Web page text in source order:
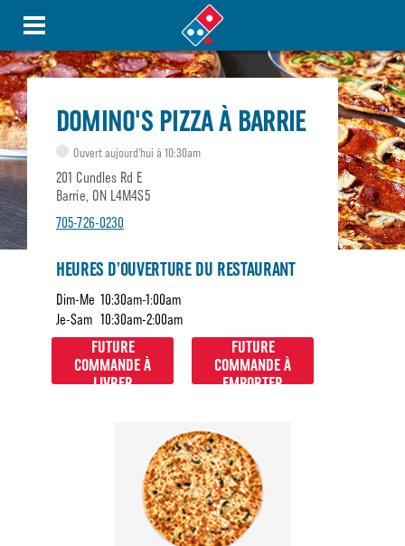
DOMINO'S PIZZA À BARRIE
Ouvert aujourd’hui à 10:30am
201 Cundles Rd E
Barrie, ON L4M4S5
705-726-0230
HEURES D’OUVERTURE DU RESTAURANT
Dim-Me 10:30am-1:00am
Je-Sam 10:30am-2:00am
FUTURE
COMMANDE À
LIVRER
FUTURE
COMMANDE À
EMPORTER